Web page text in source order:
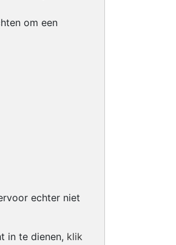
om een
echter niet
in te dienen, klik